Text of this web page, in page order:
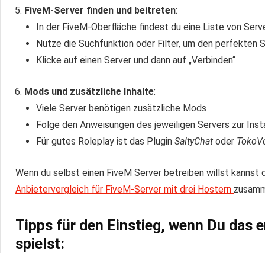
FiveM-Server finden und beitreten:
In der FiveM-Oberfläche findest du eine Liste von
Nutze die Suchfunktion oder Filter, um den perfekten
Klicke auf einen Server und dann auf „Verbinden“
Mods und zusätzliche Inhalte:
Viele Server benötigen zusätzliche Mods
Folge den Anweisungen des jeweiligen Servers zur
Für gutes Roleplay ist das Plugin SaltyChat oder
Wenn du selbst einen FiveM Server betreiben willst kannst
Anbietervergleich für FiveM-Server mit drei Hostern
Tipps für den Einstieg, wenn Du das
spielst: